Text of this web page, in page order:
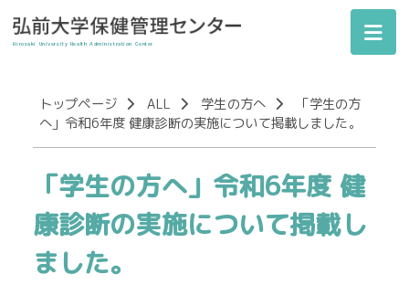
Hirosaki University Health Administration Center
トップページ ALL 学生の方へ
「学生の方
へ」令和6年度 健康診断の実施について掲載しました。
「学生の方へ」令和6年度 健
康診断の実施について掲載し
ました。